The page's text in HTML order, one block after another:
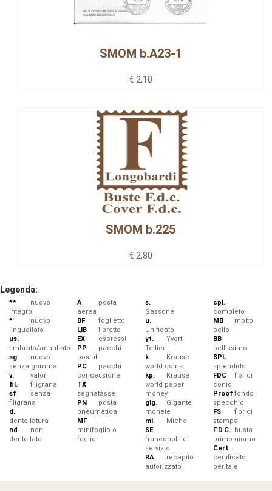
SMOM b.A23-1
€ 2,10
SMOM b.225
€ 2,80
Legenda:
**
nuovo
integro
*
nuovo
linguellato
us.
timbrato/annullato
sg
nuovo
senza gomma
v.
valori
fil.
filigrana
sf
senza
filigrana
d.
dentellatura
nd
non
dentellato
A
posta
aerea
BF
foglietto
LIB
libretto
EX
espressi
PP
pacchi
postali
PC
pacchi
concessione
TX
segnatasse
PN
posta
pneumatica
MF
minifoglio o
foglio
s.
Sassone
u.
Unificato
yt.
Yvert
Tellier
k.
Krause
world coins
kp.
Krause
world paper
money
gig.
Gigante
monete
mi.
Michel
SE
francobolli di
servizio
RA
recapito
autorizzato
cpl.
completo
MB
molto
bello
BB
bellissimo
SPL
splendido
FDC
fior di
conio
Prooffondo
specchio
FS
fior di
stampa
F.D.C. busta
primo giorno
Cert.
certificato
peritale